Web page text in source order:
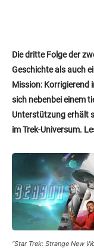
Die dritte Folge der
Geschichte als auch
Mission: Korrigierend
sich nebenbei einem
Unterstützung erhält
im Trek-Universum.
“Star Trek: Strange New